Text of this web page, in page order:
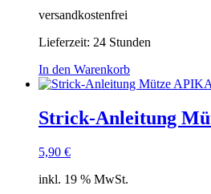
versandkostenfrei
Lieferzeit: 24 Stunden
In den Warenkorb
Strick-Anleitung
5,90 €
inkl. 19 % MwSt.